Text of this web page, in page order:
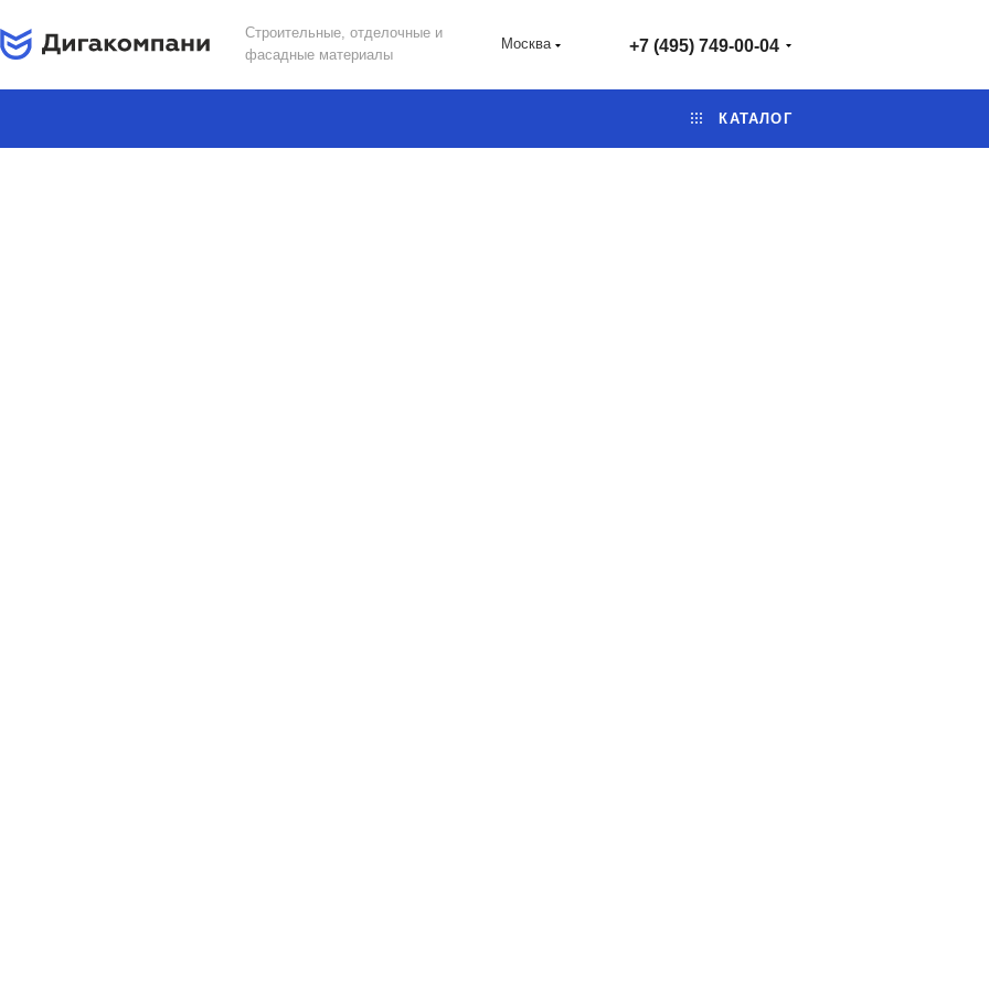
Строительные, отделочные и
фасадные материалы
Москва +7 (495) 749-00-04
КАТАЛОГ